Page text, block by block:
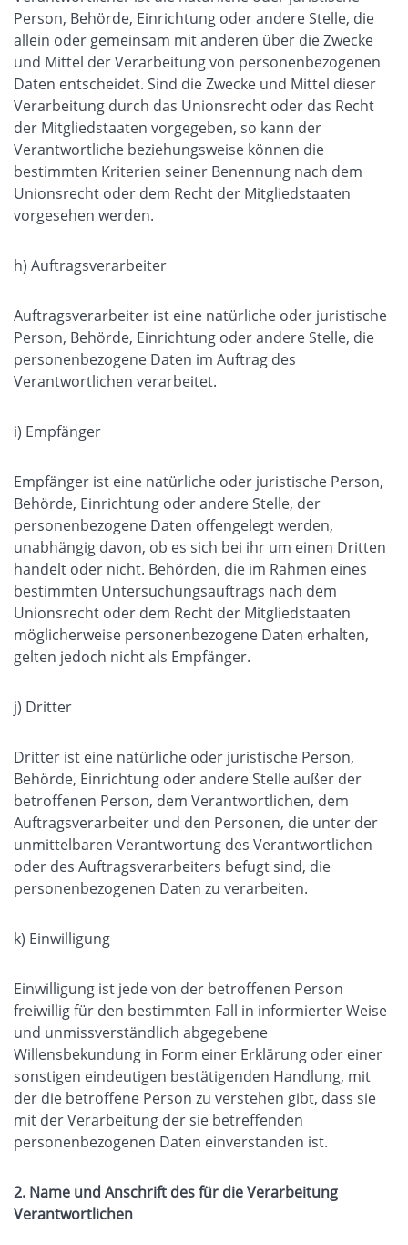
Person, Behörde, Einrichtung oder andere Stelle, die
allein oder gemeinsam mit anderen über die Zwecke
und Mittel der Verarbeitung von personenbezogenen
Daten entscheidet. Sind die Zwecke und Mittel dieser
Verarbeitung durch das Unionsrecht oder das Recht
der Mitgliedstaaten vorgegeben, so kann der
Verantwortliche beziehungsweise können die
bestimmten Kriterien seiner Benennung nach dem
Unionsrecht oder dem Recht der Mitgliedstaaten
vorgesehen werden.
h) Auftragsverarbeiter
Auftragsverarbeiter ist eine natürliche oder juristische
Person, Behörde, Einrichtung oder andere Stelle, die
personenbezogene Daten im Auftrag des
Verantwortlichen verarbeitet.
i) Empfänger
Empfänger ist eine natürliche oder juristische Person,
Behörde, Einrichtung oder andere Stelle, der
personenbezogene Daten offengelegt werden,
unabhängig davon, ob es sich bei ihr um einen Dritten
handelt oder nicht. Behörden, die im Rahmen eines
bestimmten Untersuchungsauftrags nach dem
Unionsrecht oder dem Recht der Mitgliedstaaten
möglicherweise personenbezogene Daten erhalten,
gelten jedoch nicht als Empfänger.
j) Dritter
Dritter ist eine natürliche oder juristische Person,
Behörde, Einrichtung oder andere Stelle außer der
betroffenen Person, dem Verantwortlichen, dem
Auftragsverarbeiter und den Personen, die unter der
unmittelbaren Verantwortung des Verantwortlichen
oder des Auftragsverarbeiters befugt sind, die
personenbezogenen Daten zu verarbeiten.
k) Einwilligung
Einwilligung ist jede von der betroffenen Person
freiwillig für den bestimmten Fall in informierter Weise
und unmissverständlich abgegebene
Willensbekundung in Form einer Erklärung oder einer
sonstigen eindeutigen bestätigenden Handlung, mit
der die betroffene Person zu verstehen gibt, dass sie
mit der Verarbeitung der sie betreffenden
personenbezogenen Daten einverstanden ist.
2. Name und Anschrift des für die Verarbeitung
Verantwortlichen